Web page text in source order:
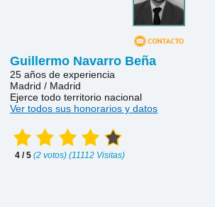
Guillermo Navarro Beña
25 años de experiencia
Madrid / Madrid
Ejerce todo territorio nacional
Ver todos sus honorarios y datos
4 / 5(2 votos) (11112 Visitas)